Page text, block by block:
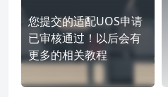
您提交的适配UOS申请
已审核通过！以后会有
更多的相关教程